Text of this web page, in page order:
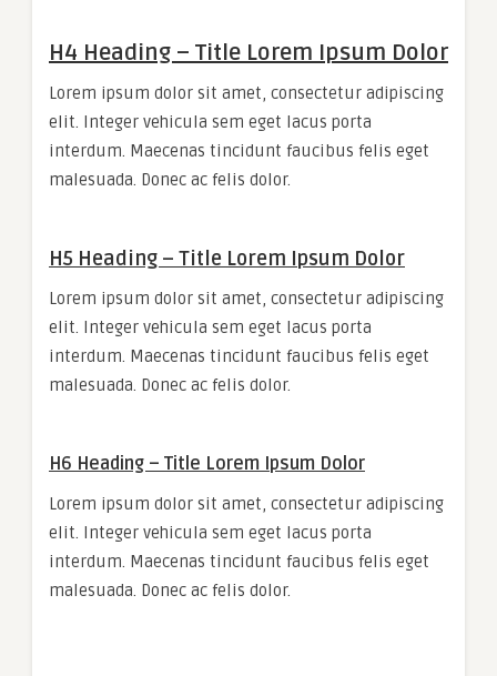
H4 Heading – Title Lorem Ipsum Dolor
Lorem ipsum dolor sit amet, consectetur adipiscing
elit. Integer vehicula sem eget lacus porta
interdum. Maecenas tincidunt faucibus felis eget
malesuada. Donec ac felis dolor.
H5 Heading – Title Lorem Ipsum Dolor
Lorem ipsum dolor sit amet, consectetur adipiscing
elit. Integer vehicula sem eget lacus porta
interdum. Maecenas tincidunt faucibus felis eget
malesuada. Donec ac felis dolor.
H6 Heading – Title Lorem Ipsum Dolor
Lorem ipsum dolor sit amet, consectetur adipiscing
elit. Integer vehicula sem eget lacus porta
interdum. Maecenas tincidunt faucibus felis eget
malesuada. Donec ac felis dolor.